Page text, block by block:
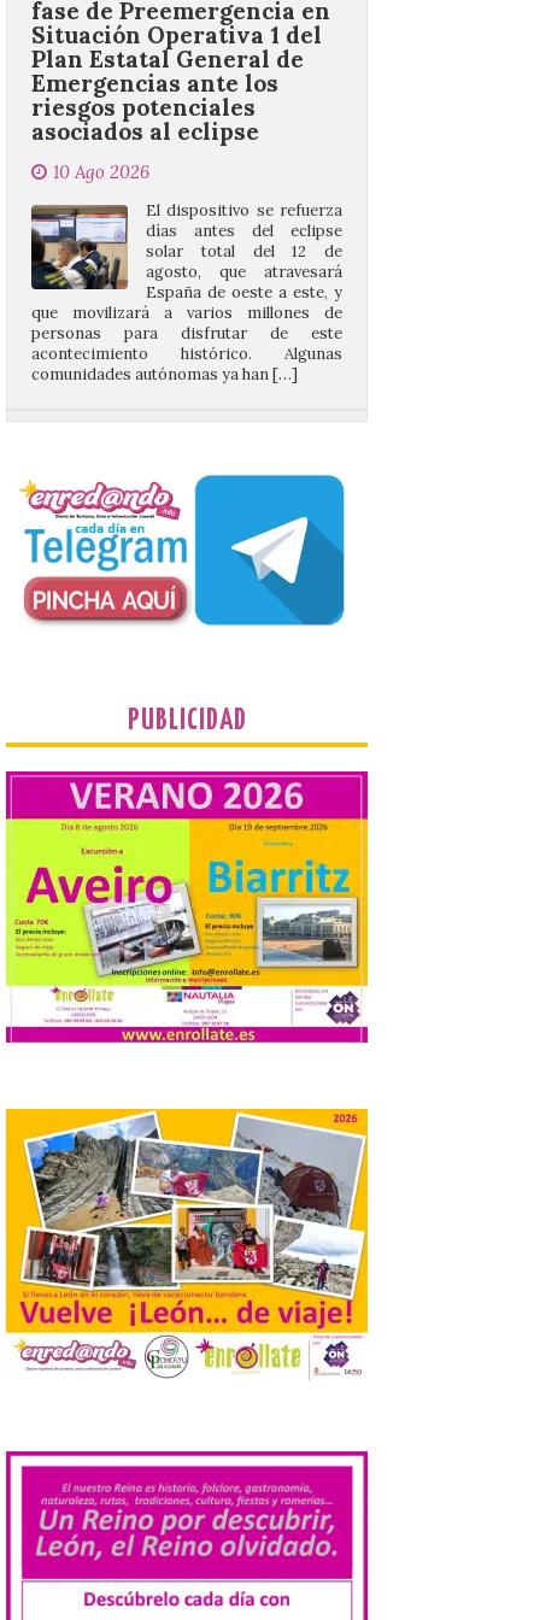
riesgos potenciales
asociados al eclipse
10 Ago 2026
El dispositivo se refuerza
días antes del eclipse
solar total del 12 de
España de oeste a este, y
que movilizará a varios millones de
personas para disfrutar de este
acontecimiento histórico. Algunas
comunidades autónomas ya han […]
El Ayuntamiento de
Segovia presenta “Música
para un eclipse”, un
10 Ago 2026
La cita, que se celebrará el
12 de agosto en el
enlosado de la Catedral,
incluye el estreno absoluto
de una composición del
operativo especial de
limpieza en las playas y el
punto de observación para
el eclipse solar del día 12
10 Ago 2026
El Ayuntamiento ha
coordinado este refuerzo
con el dispositivo de
seguridad, movilidad,
atención sanitaria y
protección civil previsto ante la elevada
motivo […]
El Monasterio de Santa
María de Iguácel ofrece
visitas guiadas gratuitas
al durante el mes de
agosto
10 Ago 2026
Las visitas guiadas
tendrán lugar todos los
inscripción previa para
participar. El Gobierno de Aragón, en
colaboración con la Mancomunidad del
Alto Valle del Aragón y otras entidades […]
Inaugurada en Samos la
muestra Hospitalidad
PUBLICIDAD